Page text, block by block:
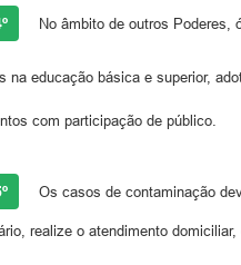
No âmbito de outros Poderes,
na educação básica e superior,
com participação de público.
Os casos de contaminação
realize o atendimento